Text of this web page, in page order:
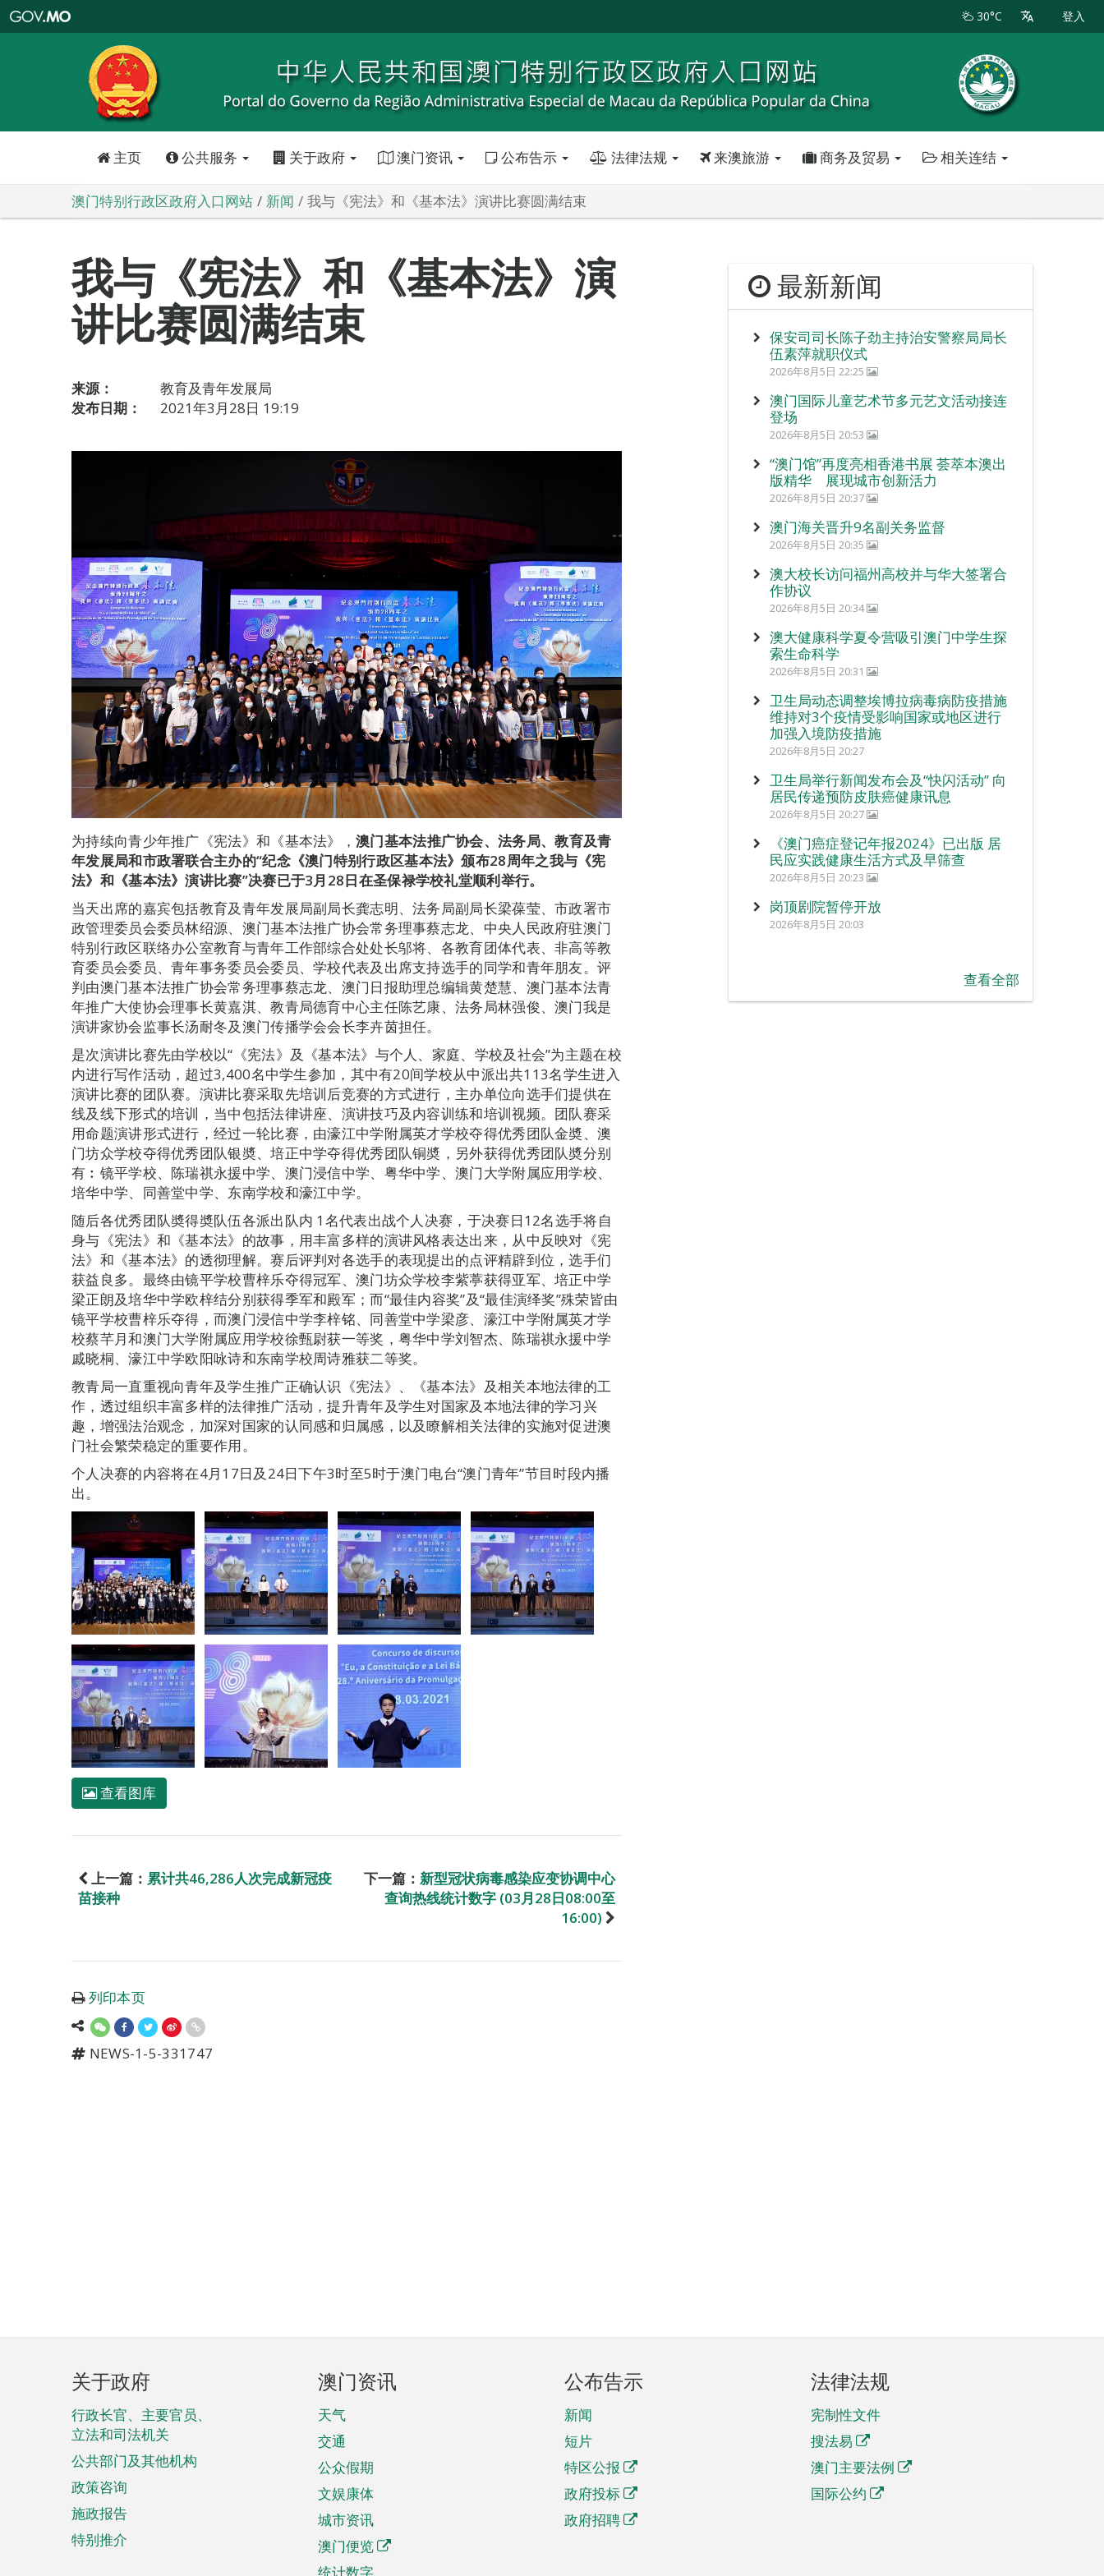
特
政
区
政
口
30°C 登入
主页 公共服务 关于政府 澳门资讯 公布告示 法律法规 来澳旅游 商务及贸易 相关连结
澳门特别行政区政府入口网站 新闻 我与《宪法》和《基本法》演讲比赛圆满结束
我与《宪法》和《基本法》演
讲比赛圆满结束
来源：
教育及青年发展局
发布日期：
2021年3月28日 19:19
为持续向青少年推广《宪法》和《基本法》， 澳门基本法推广协会、法务局、教育及青
年发展局和市政署联合主办的“纪念《澳门特别行政区基本法》颁布28周年之我与《宪
法》 和 《基本法》演讲比赛”决赛已于3月28日在圣保禄学校礼堂顺利举行。
当天出席的嘉宾包括教育及青年发展局副局长龚志明、法务局副局长梁葆莹、市政署市
政管理委员会委员林绍源、澳门基本法推广协会常务理事蔡志龙、中央人民政府驻澳门
特别行政区联络办公室教育与青年工作部综合处处长邬将、各教育团体代表、非高等教
育委员会委员、青年事务委员会委员、学校代表及出席支持选手的同学和青年朋友。评
判由澳门基本法推广协会常务理事蔡志龙、澳门日报助理总编辑黄楚慧、澳门基本法青
年推广大使协会理事长黄嘉淇、教青局德育中心主任陈艺康、法务局林强俊、澳门我是
演讲家协会监事长汤耐冬及澳门传播学会会长李卉茵担任。
是次演讲比赛先由学校以“《宪法》及《基本法》与个人、家庭、学校及社会”为主题在校
内进行写作活动，超过3,400名中学生参加，其中有20间学校从中派出共113名学生进入
演讲比赛的团队赛。演讲比赛采取先培训后竞赛的方式进行，主办单位向选手们提供在
线及线下形式的培训，当中包括法律讲座、演讲技巧及内容训练和培训视频。团队赛采
用命题演讲形式进行，经过一轮比赛，由濠江中学附属英才学校夺得优秀团队金奬、澳
门坊众学校夺得优秀团队银奬、培正中学夺得优秀团队铜奬，另外获得优秀团队奬分别
有︰镜平学校、陈瑞祺永援中学、澳门浸信中学、粤华中学、澳门大学附属应用学校、
培华中学、同善堂中学、东南学校和濠江中学。
随后各优秀团队奬得奬队伍各派出队内 1名代表出战个人决赛，于决赛日12名选手将自
身与《宪法》和《基本法》的故事，用丰富多样的演讲风格表达出来，从中反映对《宪
法》和《基本法》的透彻理解。赛后评判对各选手的表现提出的点评精辟到位，选手们
获益良多。最终由镜平学校曹梓乐夺得冠军、澳门坊众学校李紫葶获得亚军、培正中学
梁正朗及培华中学欧梓结分别获得季军和殿军；而“最佳内容奖”及“最佳演绎奖”殊荣皆由
镜平学校曹梓乐夺得，而澳门浸信中学李梓铭、同善堂中学梁彦、濠江中学附属英才学
校蔡芊月和澳门大学附属应用学校徐甄尉获一等奖，粤华中学刘智杰、陈瑞祺永援中学
戚晓桐、濠江中学欧阳咏诗和东南学校周诗雅获二等奖。
教青局一直重视向青年及学生推广正确认识《宪法》、《基本法》及相关本地法律的工
作，透过组织丰富多样的法律推广活动，提升青年及学生对国家及本地法律的学习兴
趣，增强法治观念，加深对国家的认同感和归属感，以及瞭解相关法律的实施对促进澳
门社会繁荣稳定的重要作用。
个人决赛的内容将在4月17日及24日下午3时至5时于澳门电台“澳门青年”节目时段内播
出。
查看图库
上一篇： 累计共46,286人次完成新冠疫
苗接种
下一篇： 新型冠状病毒感染应变协调中心
查询热线统计数字 (03月28日08:00至
16:00)
列印本页
NEWS-1-5-331747
最新新闻
保安司司长陈子劲主持治安警察局局长
伍素萍就职仪式
2026年8月5日 22:25
澳门国际儿童艺术节多元艺文活动接连
登场
2026年8月5日 20:53
“澳门馆”再度亮相香港书展 荟萃本澳出
版精华 展现城市创新活力
2026年8月5日 20:37
澳门海关晋升9名副关务监督
2026年8月5日 20:35
澳大校长访问福州高校并与华大签署合
作协议
2026年8月5日 20:34
澳大健康科学夏令营吸引澳门中学生探
索生命科学
2026年8月5日 20:31
卫生局动态调整埃博拉病毒病防疫措施
维持对3个疫情受影响国家或地区进行
加强入境防疫措施
2026年8月5日 20:27
卫生局举行新闻发布会及“快闪活动” 向
居民传递预防皮肤癌健康讯息
2026年8月5日 20:27
《澳门癌症登记年报2024》已出版 居
民应实践健康生活方式及早筛查
2026年8月5日 20:23
岗顶剧院暂停开放
2026年8月5日 20:03
查看全部
页
脚
菜
单
关于政府
行政长官、主要官员、
立法和司法机关
公共部门及其他机构
政策咨询
施政报告
特别推介
澳门资讯
天气
交通
公众假期
文娱康体
城市资讯
澳门便览
公布告示
新闻
短片
特区公报
政府投标
政府招聘
法律法规
宪制性文件
搜法易
澳门主要法例
国际公约